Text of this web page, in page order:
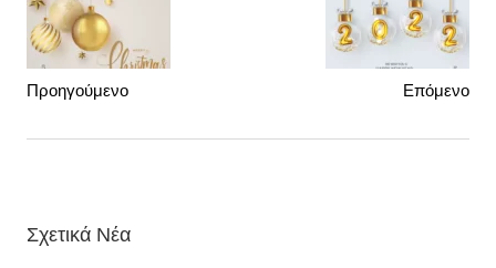
Προηγούμενο Επόμενο
Σχετικά Νέα